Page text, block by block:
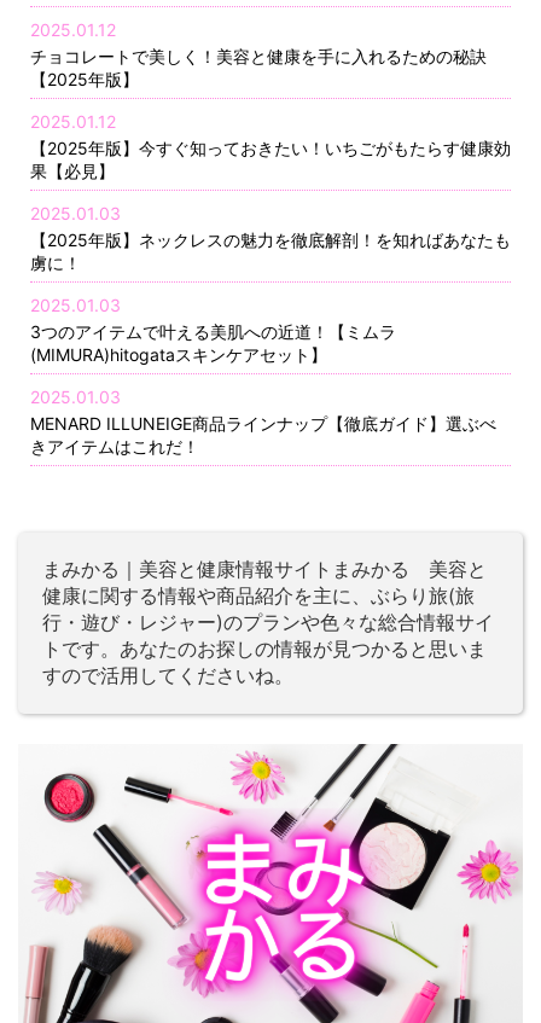
2025.01.12
チョコレートで美しく！美容と健康を手に入れるための秘訣
【2025年版】
2025.01.12
【2025年版】今すぐ知っておきたい！いちごがもたらす健康効
果【必見】
2025.01.03
【2025年版】ネックレスの魅力を徹底解剖！を知ればあなたも
虜に！
2025.01.03
3つのアイテムで叶える美肌への近道！【ミムラ
(MIMURA)hitogataスキンケアセット】
2025.01.03
MENARD ILLUNEIGE商品ラインナップ【徹底ガイド】選ぶべ
きアイテムはこれだ！
まみかる｜美容と健康情報サイトまみかる 美容と
健康に関する情報や商品紹介を主に、ぶらり旅(旅
行・遊び・レジャー)のプランや色々な総合情報サイ
トです。あなたのお探しの情報が見つかると思いま
すので活用してくださいね。